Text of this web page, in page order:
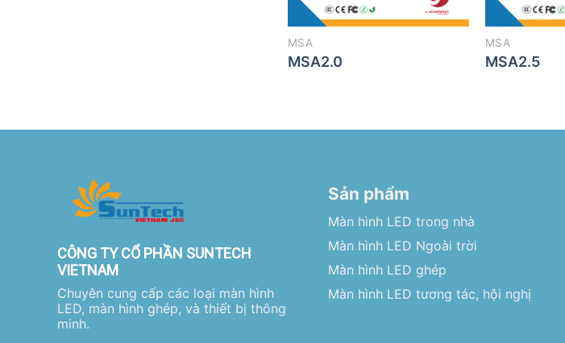
MSA
MSA2.0
MSA
MSA2.5
CÔNG TY CỔ PHẦN SUNTECH
VIETNAM
Chuyên cung cấp các loại màn hình
LED, màn hình ghép, và thiết bị thông
minh.
Sản phẩm
Màn hình LED trong nhà
Màn hình LED Ngoài trời
Màn hình LED ghép
Màn hình LED tương tác, hội nghị